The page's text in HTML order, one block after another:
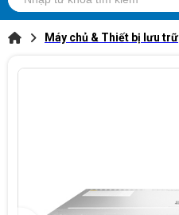
Máy chủ & Thiết bị lưu trữ